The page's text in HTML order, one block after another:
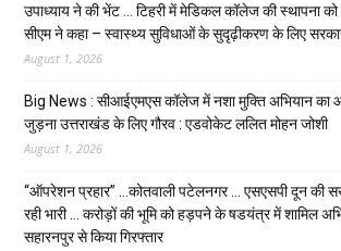
उपाध्याय ने की भेंट … टिहरी में मेडिकल कॉलेज की स्थापना को
सीएम ने कहा – स्वास्थ्य सुविधाओं के सुदृढ़ीकरण के लिए
August 1, 2026
Big News : सीआईएमएस कॉलेज में नशा मुक्ति अभियान का
जुड़ना उत्तराखंड के लिए गौरव : एडवोकेट ललित मोहन जोशी
August 1, 2026
“ऑपरेशन प्रहार” …कोतवाली पटेलनगर … एसएसपी दून की
रही भारी … करोड़ों की भूमि को हड़पने के षडयंत्र में शामिल
सहारनपुर से किया गिरफ्तार